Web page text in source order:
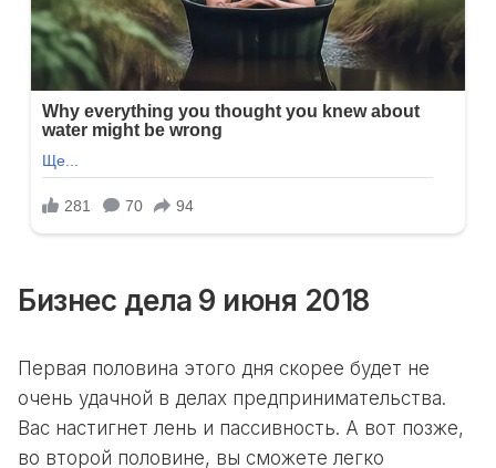
Бизнес дела 9 июня 2018
Первая половина этого дня скорее будет не
очень удачной в делах предпринимательства.
Вас настигнет лень и пассивность. А вот позже,
во второй половине, вы сможете легко